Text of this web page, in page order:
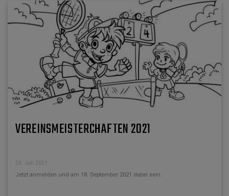
VEREINSMEISTERCHAFTEN 2021
26. Juli 2021
Jetzt anmelden und am 18. September 2021 dabei sein.